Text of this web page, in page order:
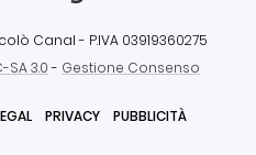
Canal - P.IVA 03919360275
SA 3.0- Gestione Consenso
PRIVACY PUBBLICITÀ